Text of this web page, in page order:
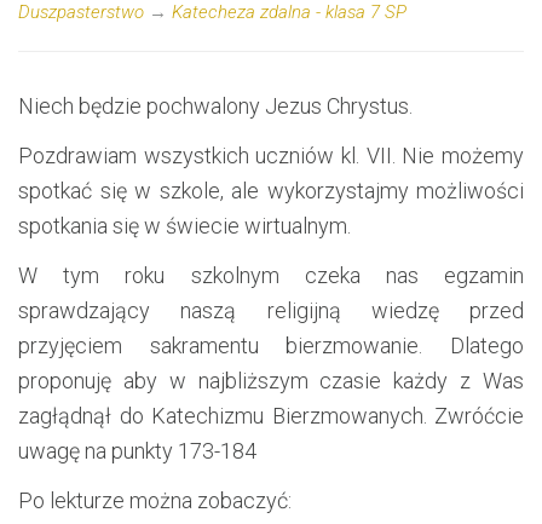
Duszpasterstwo → Katecheza zdalna - klasa 7 SP
Niech będzie pochwalony Jezus Chrystus.
Pozdrawiam wszystkich uczniów kl. VII. Nie możemy
spotkać się w szkole, ale wykorzystajmy możliwości
spotkania się w świecie wirtualnym.
W tym roku szkolnym czeka nas egzamin
sprawdzający naszą religijną wiedzę przed
przyjęciem sakramentu bierzmowanie. Dlatego
proponuję aby w najbliższym czasie każdy z Was
zagłądnął do Katechizmu Bierzmowanych. Zwróćcie
uwagę na punkty 173-184
Po lekturze można zobaczyć: